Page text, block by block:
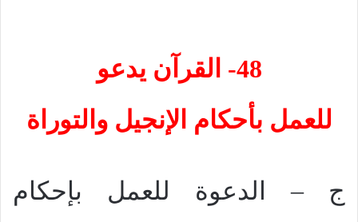
48- القرآن يدعو
للعمل بأحكام الإنجيل والتوراة
ج – الدعوة للعمل بإحكام